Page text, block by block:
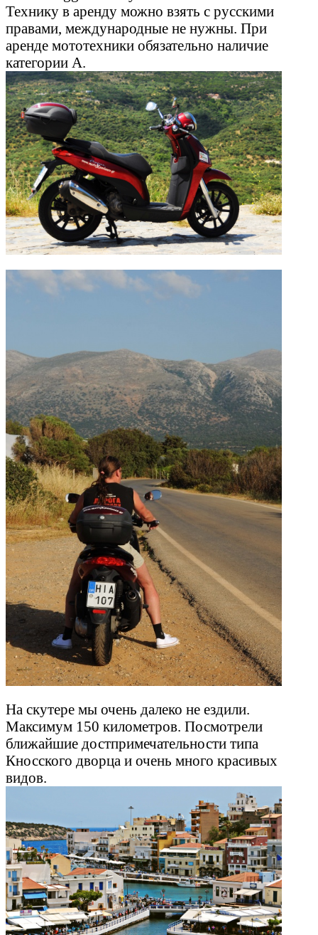
Технику в аренду можно взять с русскими
правами, международные не нужны. При
аренде мототехники обязательно наличие
категории А.
На скутере мы очень далеко не ездили.
Максимум 150 километров. Посмотрели
ближайшие достпримечательности типа
Кносского дворца и очень много красивых
видов.